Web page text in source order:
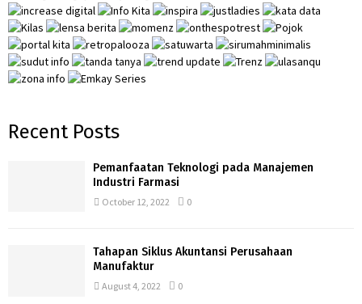
Recent Posts
Pemanfaatan Teknologi pada Manajemen
Industri Farmasi
October 12, 2022 0
Tahapan Siklus Akuntansi Perusahaan
Manufaktur
August 4, 2022 0